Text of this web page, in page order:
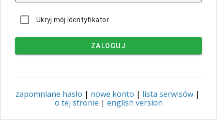
Ukryj mój identyfikator
ZALOGUJ
zapomniane hasło | nowe konto | lista serwisów |
o tej stronie | english version